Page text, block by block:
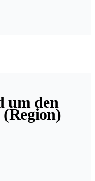
um den